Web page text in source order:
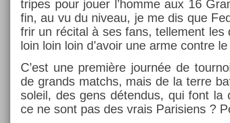
tri­pes pour jouer l’homme aux 16
fin, au vu du niveau, je me dis que
frir un récital à ses fans, tel­le­ment les
loin loin loin d’avoir une arme con­tre
C’est une première journée de
de grands matchs, mais de la terre
sol­eil, des gens déten­dus, qui font
ce ne sont pas des vrais Parisiens ?